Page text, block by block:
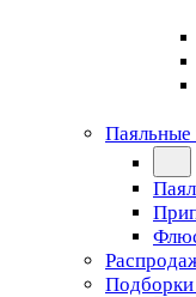
Паяльные
Подборки